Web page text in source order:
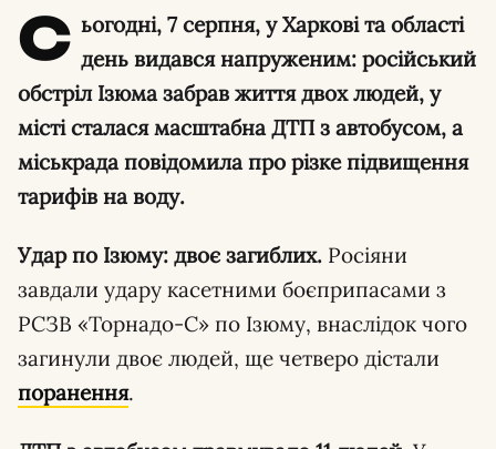
С ьогодні, 7 серпня, у Харкові та області
день видався напруженим: російський
обстріл Ізюма забрав життя двох людей, у
місті сталася масштабна ДТП з автобусом, а
міськрада повідомила про різке підвищення
тарифів на воду.
Удар по Ізюму: двоє загиблих. Росіяни
завдали удару касетними боєприпасами з
РСЗВ «Торнадо-С» по Ізюму, внаслідок чого
загинули двоє людей, ще четверо дістали
поранення.